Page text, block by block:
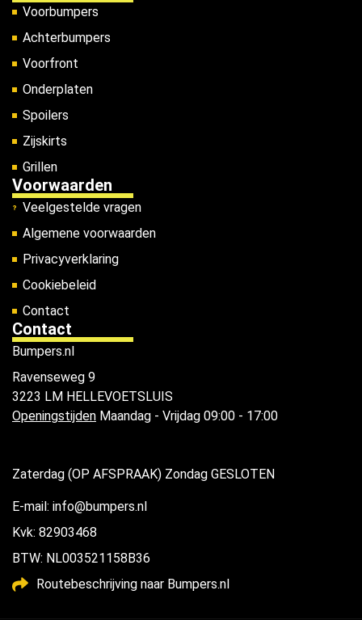
Voorbumpers
Achterbumpers
Voorfront
Onderplaten
Spoilers
Zijskirts
Grillen
Voorwaarden
Veelgestelde vragen
Algemene voorwaarden
Privacyverklaring
Cookiebeleid
Contact
Contact
Bumpers.nl
Ravenseweg 9
3223 LM HELLEVOETSLUIS
Openingstijden Maandag - Vrijdag 09:00 - 17:00
Zaterdag (OP AFSPRAAK) Zondag GESLOTEN
E-mail: info@bumpers.nl
Kvk: 82903468
BTW: NL003521158B36
Routebeschrijving naar Bumpers.nl